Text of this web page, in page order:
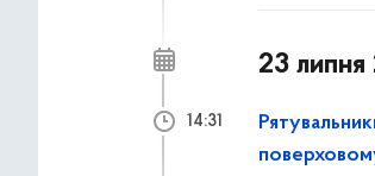
23 липня
14:31